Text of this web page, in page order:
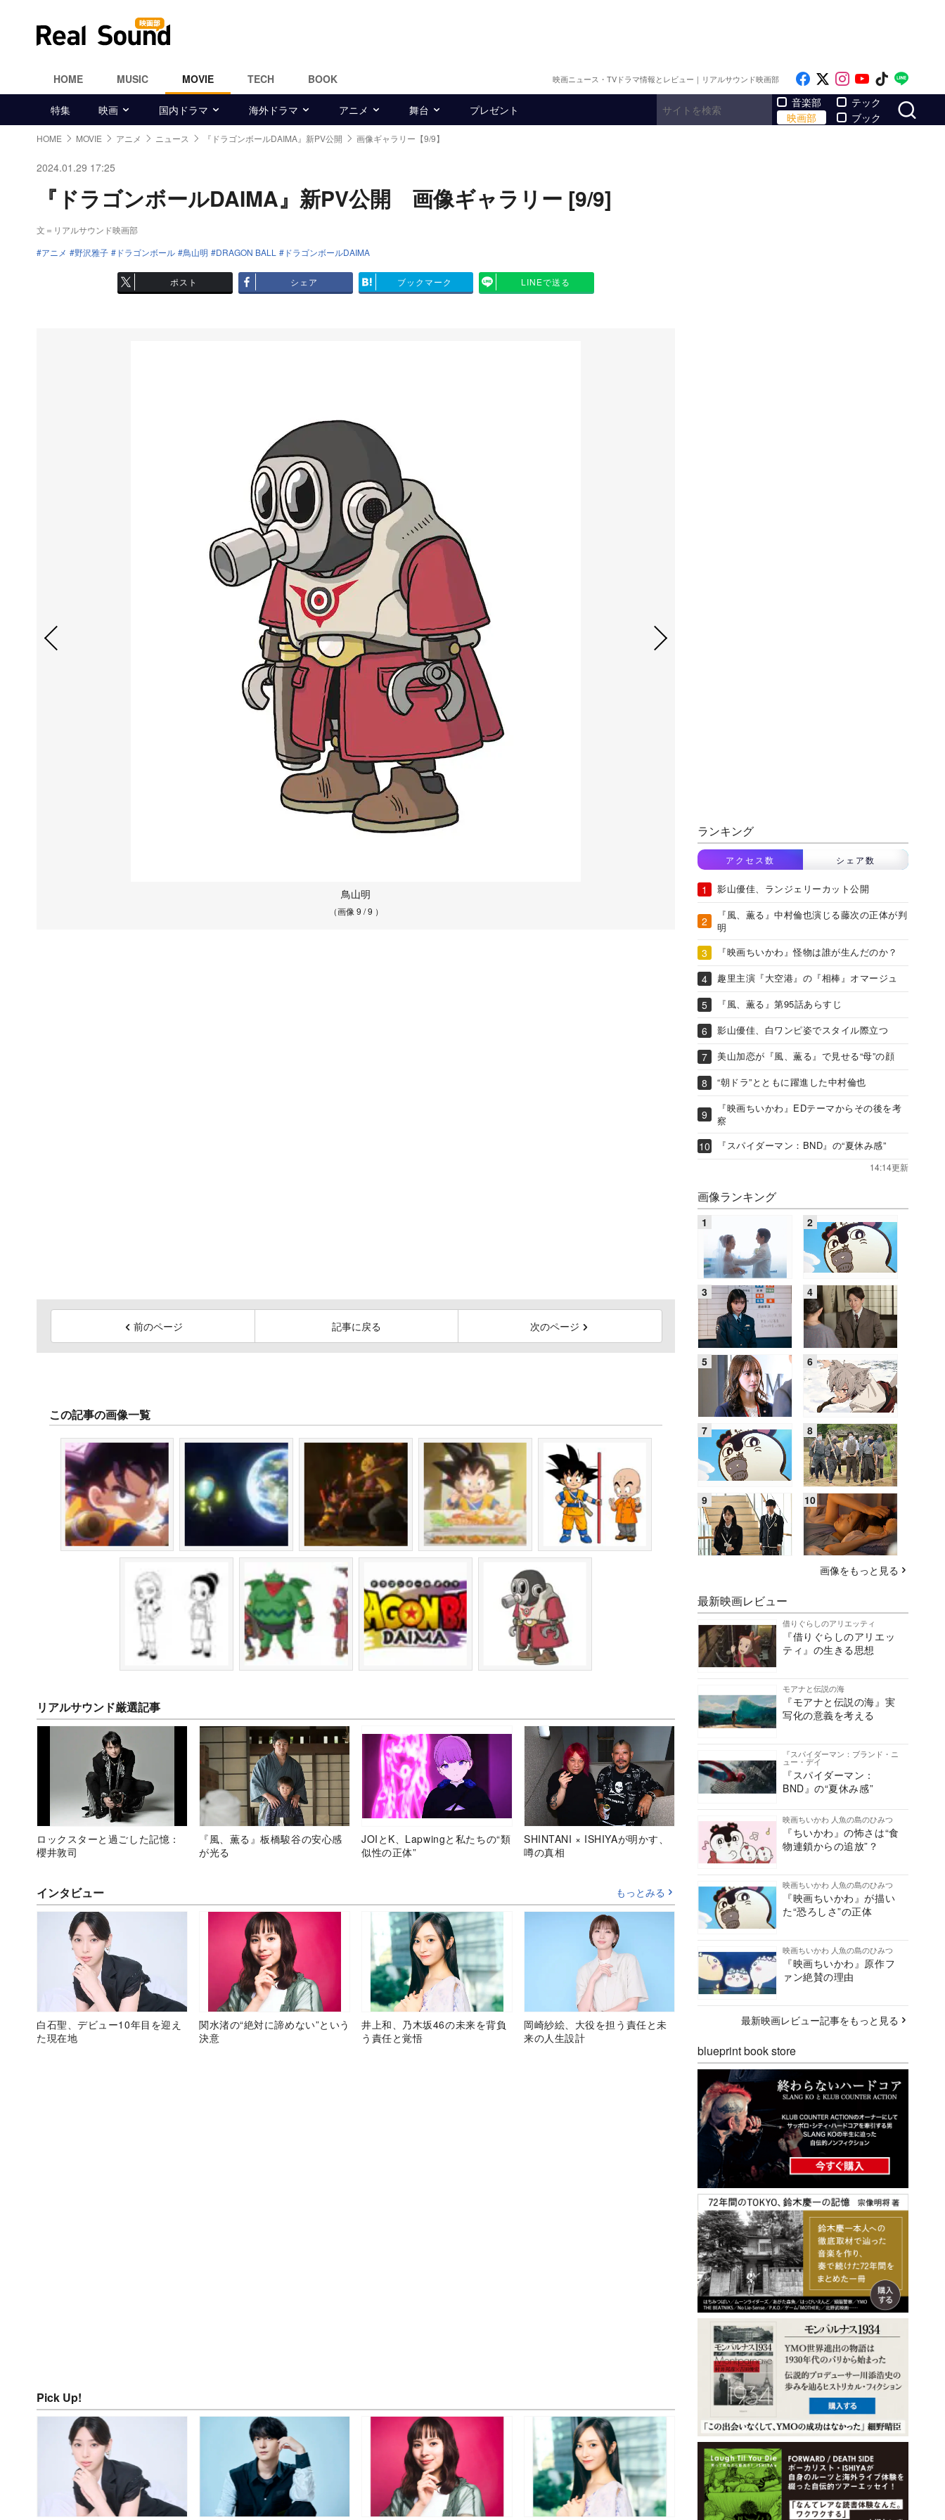
HOME MUSIC MOVIE TECH BOOK 映画ニュース・TVドラマ情報とレビュー｜リアルサウンド映画部 Like on Facebook
Follow on x
Follow on
Follow on
Follow
特集 映画 国内ドラマ 海外ドラマ アニメ 舞台 プレゼント
音楽部
映画部
テック
ブック
HOME MOVIE アニメ ニュース 『ドラゴンボールDAIMA』新PV公開 画像ギャラリー【9/9】
2024.01.29 17:25
『ドラゴンボールDAIMA』新PV公開 画像ギャラリー [9/9]
文＝リアルサウンド映画部
アニメ
野沢雅子 ドラゴンボール 鳥山明 DRAGON BALL ドラゴンボールDAIMA
ポスト シェア ブックマーク LINEで送る
鳥山明
（画像 9 / 9 ）
前のページ 記事に戻る 次のページ
この記事の画像一覧
リアルサウンド厳選記事
ロックスターと過ごした記憶：
櫻井敦司
『風、薫る』板橋駿谷の安心感
が光る
JOIとK、Lapwingと私たちの“類
似性の正体”
SHINTANI × ISHIYAが明かす、
噂の真相
インタビュー もっとみる
白石聖、デビュー10年目を迎え
た現在地
関水渚の“絶対に諦めない”という
決意
井上和、乃木坂46の未来を背負
う責任と覚悟
岡崎紗絵、大役を担う責任と未
来の人生設計
Pick Up!
ランキング
アクセス数 シェア数
影山優佳、ランジェリーカット公開
『風、薫る』中村倫也演じる藤次の正体が判
明
『映画ちいかわ』怪物は誰が生んだのか？
趣里主演『大空港』の『相棒』オマージュ
『風、薫る』第95話あらすじ
影山優佳、白ワンピ姿でスタイル際立つ
美山加恋が『風、薫る』で見せる“母”の顔
“朝ドラ”とともに躍進した中村倫也
『映画ちいかわ』EDテーマからその後を考
察
『スパイダーマン：BND』の“夏休み感”
14:14更新
画像ランキング
画像をもっと見る
最新映画レビュー
借りぐらしのアリエッティ
『借りぐらしのアリエッ
ティ』の生きる思想
モアナと伝説の海
『モアナと伝説の海』実
写化の意義を考える
『スパイダーマン：ブランド・ニ
ュー・デイ
『スパイダーマン：
BND』の“夏休み感”
映画ちいかわ 人魚の島のひみつ
『ちいかわ』の怖さは“食
物連鎖からの追放”？
映画ちいかわ 人魚の島のひみつ
『映画ちいかわ』が描い
た“恐ろしさ”の正体
映画ちいかわ 人魚の島のひみつ
『映画ちいかわ』原作フ
ァン絶賛の理由
最新映画レビュー記事をもっと見る
blueprint book store